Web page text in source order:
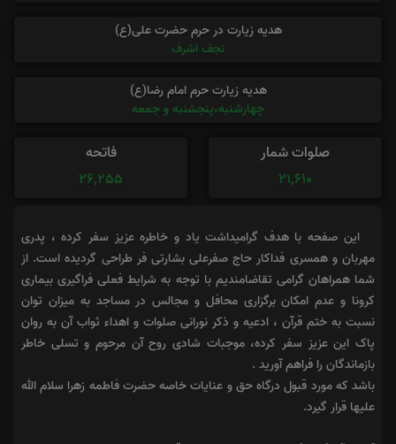
هدیه زیارت در حرم حضرت علی(ع)
نجف اشرف
هدیه زیارت حرم امام رضا(ع)
چهارشنبه،پنجشنبه و جمعه
صلوات شمار
21,610
فاتحه
26,255
این صفحه با هدف گرامیداشت یاد و خاطره عزیز سفر کرده ، پدری
مهربان و همسری فداکار حاج صفرعلی بشارتی فر طراحی گردیده است. از
شما همراهان گرامی تقاضامندیم با توجه به شرایط فعلی فراگیری بیماری
کرونا و عدم امکان برگزاری محافل و مجالس در مساجد به میزان توان
نسبت به ختم قرآن ، ادعیه و ذکر نورانی صلوات و اهداء ثواب آن به روان
پاک این عزیز سفر کرده، موجبات شادی روح آن مرحوم و تسلی خاطر
بازماندگان را فراهم آورید .
باشد که مورد قبول درگاه حق و عنایات خاصه حضرت فاطمه زهرا سلام الله
علیها قرار گیرد.